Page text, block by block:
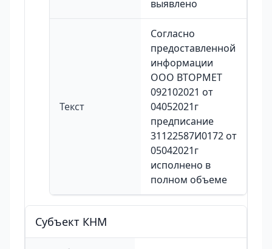
выявлено
Текст
Согласно
предоставленной
информации
ООО ВТОРМЕТ
092102021 от
04052021г
предписание
31122587И0172 от
05042021г
исполнено в
полном объеме
Cубъект КНМ